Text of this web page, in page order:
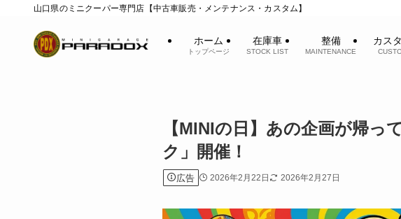
山口県のミニクーパー専門店【中古車販売・メンテナンス・カスタム】
ホーム
トップページ
在庫車
STOCK LIST
整備
MAINTENANCE
カス
【MINIの日】あの企画が帰
ク」開催！
広告 2026年2月22日 2026年2月27日